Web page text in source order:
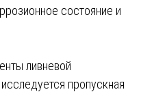
состояние и
ливневой
пропускная